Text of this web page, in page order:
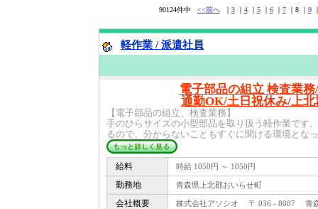
90124件中 <<前へ｜ 3｜ 4｜ 5｜ 6｜ 7｜8 ｜ 9
軽作業 / 派遣社員
電子部品の組立 検査業
通勤OK/土日祝休み/上
【電子部品の組立、検査業務】
手のひらサイズの小型部品を取り扱う軽作業です
るので、分からないこともすぐに聞ける環境とな
給料 時給 1050円 ～ 1050円
勤務地 青森県上北郡おいらせ町
会社概要 株式会社アソシオ 〒 036 - 8087 青森